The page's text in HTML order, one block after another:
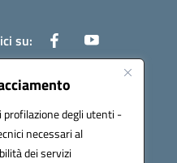
degli utenti -
necessari al
dei servizi
su: